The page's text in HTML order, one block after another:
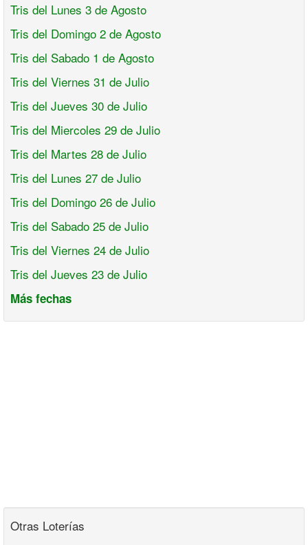
Tris del Lunes 3 de Agosto
Tris del Domingo 2 de Agosto
Tris del Sabado 1 de Agosto
Tris del Viernes 31 de Julio
Tris del Jueves 30 de Julio
Tris del Miercoles 29 de Julio
Tris del Martes 28 de Julio
Tris del Lunes 27 de Julio
Tris del Domingo 26 de Julio
Tris del Sabado 25 de Julio
Tris del Viernes 24 de Julio
Tris del Jueves 23 de Julio
Más fechas
Otras Loterías